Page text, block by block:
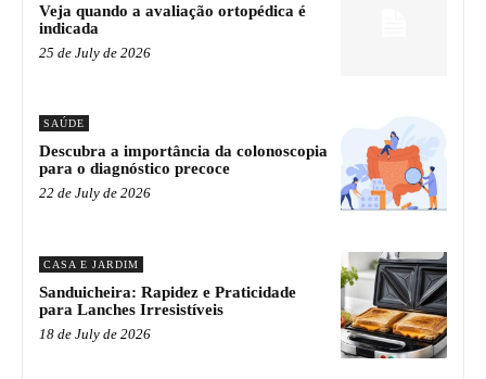
Veja quando a avaliação ortopédica é
indicada
25 de July de 2026
SAÚDE
Descubra a importância da colonoscopia
para o diagnóstico precoce
22 de July de 2026
CASA E JARDIM
Sanduicheira: Rapidez e Praticidade
para Lanches Irresistíveis
18 de July de 2026